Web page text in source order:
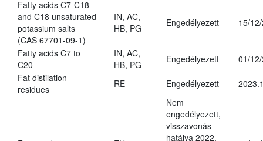
Fatty acids C7-C18
and C18 unsaturated
potassium salts
(CAS 67701-09-1)
IN, AC,
HB, PG
Engedélyezett 15/
Fatty acids C7 to
C20
IN, AC,
HB, PG
Engedélyezett
01/
Fat distilation
residues
RE Engedélyezett
Nem
engedélyezett,
visszavonás
hatálya 2022.